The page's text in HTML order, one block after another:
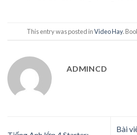
This entry was posted inVideo Hay.
ADMINCD
Bài